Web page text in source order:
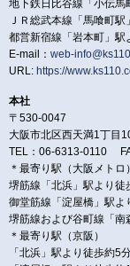
地下鉄日比谷線「小伝馬
ＪＲ総武本線「馬喰町
都営新宿線「岩本町」駅
E-mail： web-
URL: https://
本社
〒530-0047
大阪市北区西天満1丁目
TEL：06-6313-0110
＊最寄り駅（大阪メトロ）
堺筋線「北浜」駅より徒
御堂筋線「淀屋橋」駅よ
堺筋線および谷町線「
＊最寄り駅（京阪）
「北浜」駅より徒歩約5